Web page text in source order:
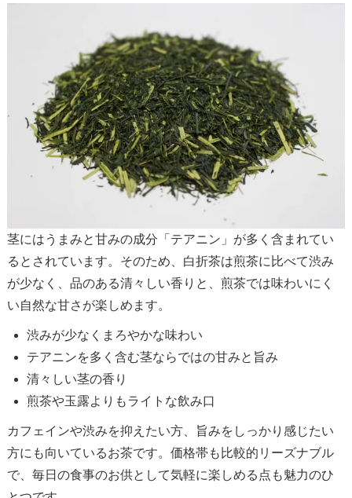
茎にはうまみと甘みの成分「テアニン」が多く含まれてい
るとされています。そのため、白折茶は煎茶に比べて渋み
が少なく、品のある清々しい香りと、煎茶では味わいにく
い自然な甘さが楽しめます。
渋みが少なくまろやかな味わい
テアニンを多く含む茎ならではの甘みと旨み
清々しい茎の香り
煎茶や玉露よりもライトな飲み口
カフェインや渋みを抑えたい方、旨みをしっかり感じたい
方にも向いているお茶です。価格帯も比較的リーズナブル
で、毎日の食事のお供として気軽に楽しめる点も魅力のひ